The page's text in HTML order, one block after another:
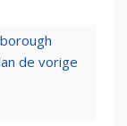
de vorige